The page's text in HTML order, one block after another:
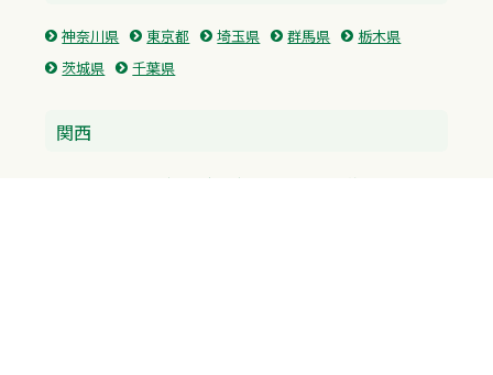
神奈川県 東京都 埼玉県 群馬県
栃木県
茨城県
千葉県
関西
大阪府 京都府
滋賀県